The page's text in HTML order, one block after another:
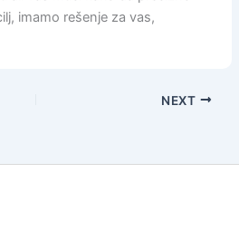
imamo rešenje za vas,
NEXT